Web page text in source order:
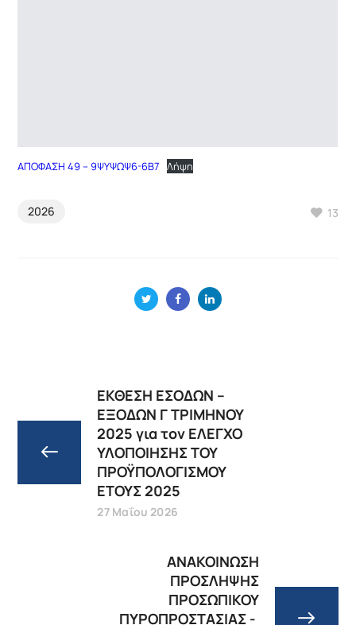
ΑΠΟΦΑΣΗ 49 – 9ΨΥΨΩΨ6-6Β7 Λήψη
2026 13
ΕΚΘΕΣΗ ΕΣΟΔΩΝ –
ΕΞΟΔΩΝ Γ ΤΡΙΜΗΝΟΥ
2025 για τον ΕΛΕΓΧΟ
ΥΛΟΠΟΙΗΣΗΣ ΤΟΥ
ΠΡΟΫΠΟΛΟΓΙΣΜΟΥ
ΕΤΟΥΣ 2025
27 Μαΐου 2026
ΑΝΑΚΟΙΝΩΣΗ
ΠΡΟΣΛΗΨΗΣ
ΠΡΟΣΩΠΙΚΟΥ
ΠΥΡΟΠΡΟΣΤΑΣΙΑΣ -